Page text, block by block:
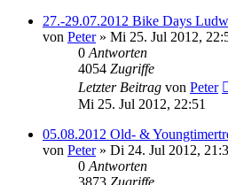
27.-29.07.2012 Bike Days
von Peter» Mi 25. Jul 2012,
0 Antworten
4054 Zugriffe
Letzter Beitrag von Peter
Mi 25. Jul 2012, 22:51
05.08.2012 Old- &
von Peter» Di 24. Jul 2012,
0 Antworten
3873 Zugriffe